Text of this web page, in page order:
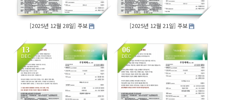
[2025년 12월 28일] 주보 [2025년 12월 21일] 주보
13
DEC
209
06
DEC
175